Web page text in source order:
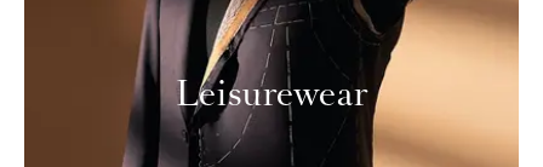
Leisurewear